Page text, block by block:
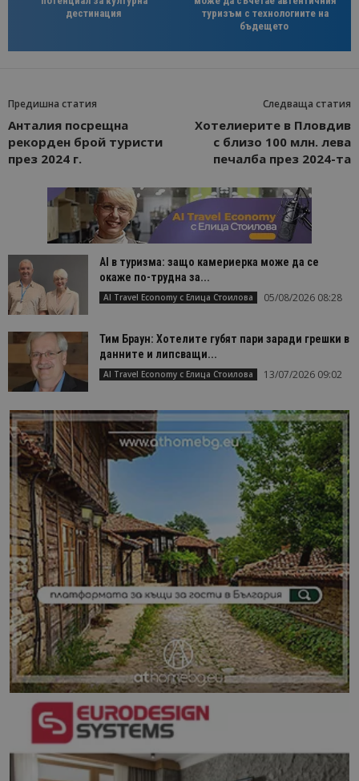
дестинация
туризъм с технологиите на
бъдещето
Предишна статия
Анталия посрещна
рекорден брой туристи
през 2024 г.
Следваща статия
Хотелиерите в Пловдив
с близо 100 млн. лева
печалба през 2024-та
AI в туризма: защо камериерка може да се
окаже по-трудна за...
AI Travel Economy с Елица Стоилова 05/08/2026 08:28
Тим Браун: Хотелите губят пари заради грешки в
данните и липсващи...
AI Travel Economy с Елица Стоилова 13/07/2026 09:02